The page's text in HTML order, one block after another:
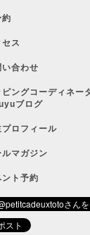
約
セス
い合わせ
ピングコーディネー
ブログ
プロフィール
ルマガジン
ント予約